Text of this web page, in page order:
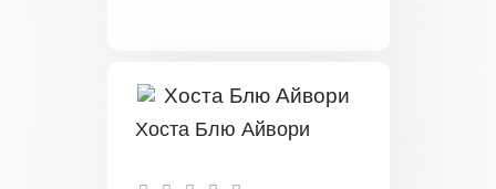
Хоста Блю Айвори